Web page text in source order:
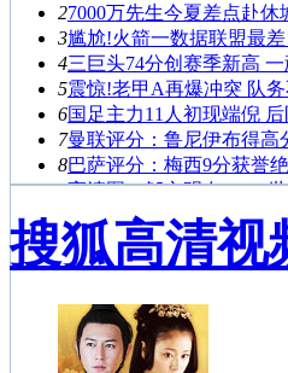
27000万先生今夏差点赴休
3尴尬!火箭一数据联盟最
4三巨头74分创赛季新高
5震惊!老甲A再爆冲突 队
6国足主力11人初现端倪
7曼联评分：鲁尼伊布得高
8巴萨评分：梅西9分获誉
9高清图：邹市明夺WBO
10 女排第2轮最佳：浙江3
1鲁能客场0-1武里南联 末
3曝火箭仍觊觎第三位巨星
4库卡：相信球队会出线 质
5国王杯-内少失必进球贝尔
搜狐高清视